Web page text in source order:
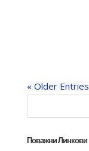
« Older Entries
Поважни Линкови